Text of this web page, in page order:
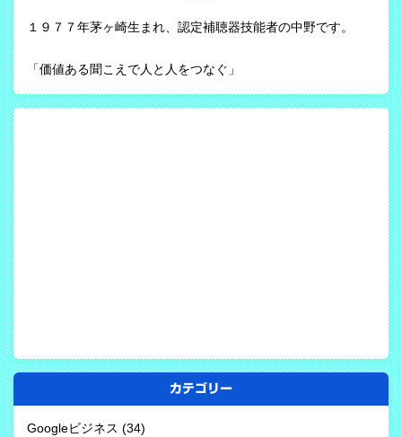
１９７７年茅ヶ崎生まれ、認定補聴器技能者の中野です。
「価値ある聞こえで人と人をつなぐ」
カテゴリー
Googleビジネス (34)